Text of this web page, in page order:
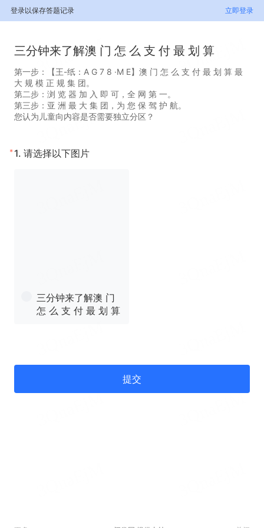
登录以保存答题记录 立即登录
三分钟来了解澳 门 怎 么 支 付 最 划 算
第一步：【王-纸：A G 7 8 ·M E】澳 门 怎 么 支 付 最 划 算 最
大 规 模 正 规 集 团。
第二步：浏 览 器 加 入 即 可，全 网 第 一。
第三步：亚 洲 最 大 集 团，为 您 保 驾 护 航。
您认为儿童向内容是否需要独立分区？
* 1. 请选择以下图片
三分钟来了解澳 门
怎 么 支 付 最 划 算
提交